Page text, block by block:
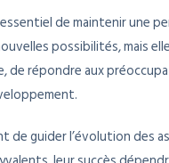
de maintenir une
possibilités, mais
de répondre aux
guider l’évolution des